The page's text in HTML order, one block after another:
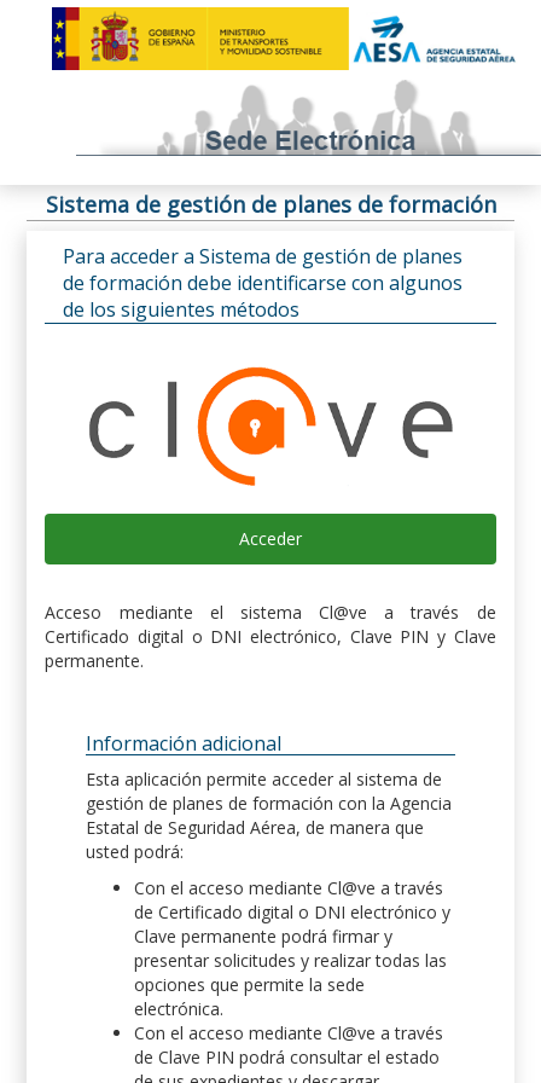
Sistema de gestión de planes de formación
Para acceder a Sistema de gestión de planes
de formación debe identificarse con algunos
de los siguientes métodos
Acceder
Acceso mediante el sistema Cl@ve a través de
Certificado digital o DNI electrónico, Clave PIN y Clave
permanente.
Información adicional
Esta aplicación permite acceder al sistema de
gestión de planes de formación con la Agencia
Estatal de Seguridad Aérea, de manera que
usted podrá:
Con el acceso mediante Cl@ve a través
de Certificado digital o DNI electrónico y
Clave permanente podrá firmar y
presentar solicitudes y realizar todas las
opciones que permite la sede
electrónica.
Con el acceso mediante Cl@ve a través
de Clave PIN podrá consultar el estado